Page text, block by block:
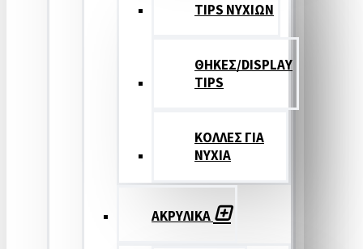
TIPS ΝΥΧΙΩΝ
ΘΗΚΕΣ/DISPLAY
TIPS
ΚΟΛΛΕΣ ΓΙΑ
ΝΥΧΙΑ
ΑΚΡΥΛΙΚΑ